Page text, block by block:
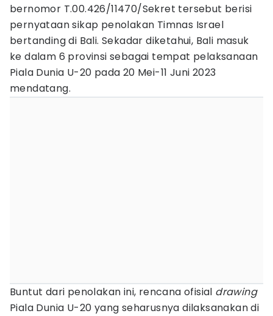
bernomor T.00.426/11470/Sekret tersebut berisi
pernyataan sikap penolakan Timnas Israel
bertanding di Bali. Sekadar diketahui, Bali masuk
ke dalam 6 provinsi sebagai tempat pelaksanaan
Piala Dunia U-20 pada 20 Mei-11 Juni 2023
mendatang.
Buntut dari penolakan ini, rencana ofisial drawing
Piala Dunia U-20 yang seharusnya dilaksanakan di